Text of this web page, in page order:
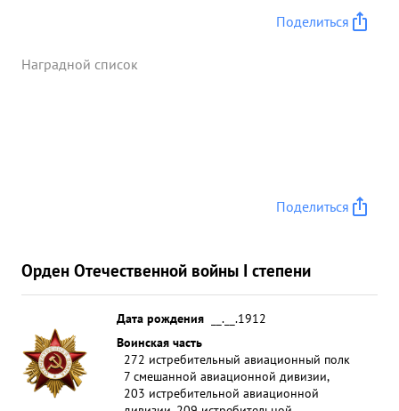
Поделиться
Наградной список
Поделиться
Орден Отечественной войны I степени
Дата рождения
__.__.1912
Воинская часть
272 истребительный авиационный полк
7 смешанной авиационной дивизии,
203 истребительной авиационной